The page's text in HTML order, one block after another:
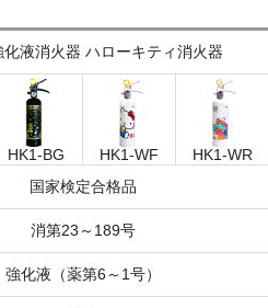
化液消火器 ハローキティ消火器
HK1-BG HK1-WF
HK1-WR
国家検定合格品
消第23～189号
強化液（薬第6～1号）